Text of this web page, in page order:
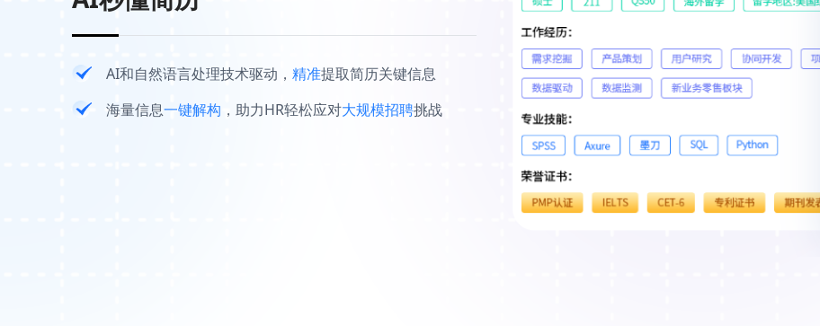
AI和自然语言处理技术驱动， 精准提取简历关键信息
海量信息一键解构 ，助力HR轻松应对大规模招聘挑战